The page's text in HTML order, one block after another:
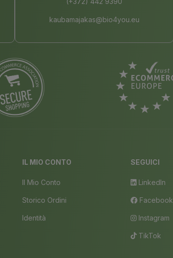
kaubamajakas@bio4you.eu
IL MIO CONTO
Il Mio Conto
Storico Ordini
Identità
SEGUICI
LinkedIn
Facebook
Instagram
TikTok